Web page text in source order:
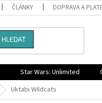
ČLÁNKY DOPRAVA A
HLEDAT
Star Wars: Unlimited
Uktabi Wildcats